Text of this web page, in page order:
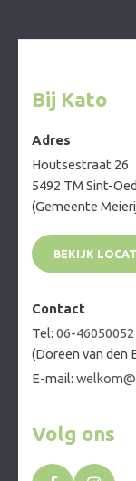
Bij Kato
Adres
Houtsestraat 26
5492 TM Sint-
(Gemeente
BEKIJK
Contact
Tel: 06-46050052
(Doreen van den
E-mail:
Volg ons